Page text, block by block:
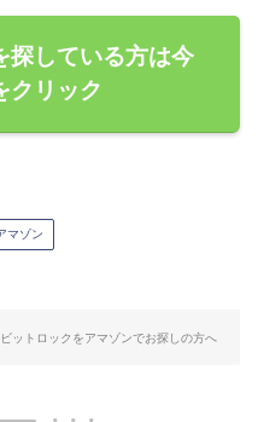
探している方は今
クリック
マゾン
ビットロックをアマゾンでお探しの方へ